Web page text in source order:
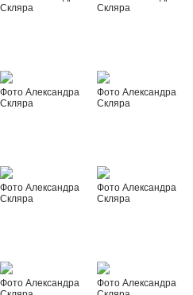
Скляра
Скляра
Фото Александра
Скляра
Фото Александра
Скляра
Фото Александра
Скляра
Фото Александра
Скляра
Фото Александра
Фото Александра